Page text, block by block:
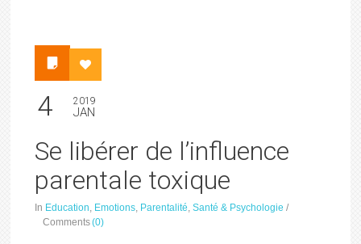
4 2019
JAN
Se libérer de l’influence
parentale toxique
In Education, Emotions, Parentalité,Santé & Psychologie /
Comments(0)